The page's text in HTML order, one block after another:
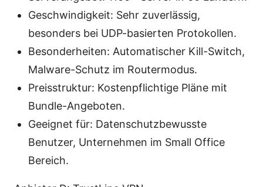
Geschwindigkeit: Sehr zuverlässig,
besonders bei UDP-basierten Protokollen.
Besonderheiten: Automatischer Kill-Switch,
Malware-Schutz im Routermodus.
Preisstruktur: Kostenpflichtige Pläne mit
Bundle-Angeboten.
Geeignet für: Datenschutzbewusste
Benutzer, Unternehmen im Small Office
Bereich.